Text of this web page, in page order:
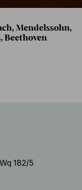
Mendelssohn,
Beethoven
182/5